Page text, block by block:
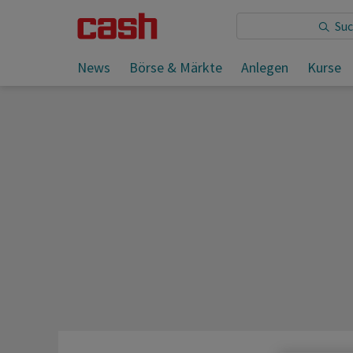
News Börse & Märkte Anlegen Kurse
Sie lesen: